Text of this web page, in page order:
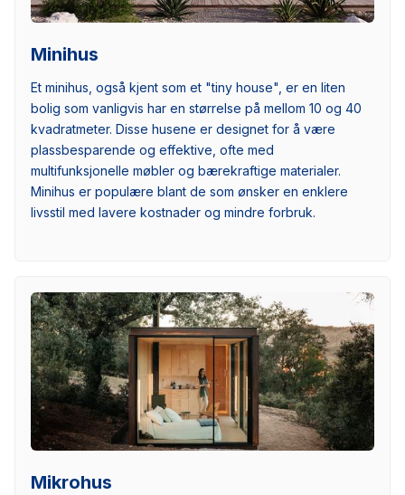
Minihus
Et minihus, også kjent som et "tiny house", er en liten
bolig som vanligvis har en størrelse på mellom 10 og 40
kvadratmeter. Disse husene er designet for å være
plassbesparende og effektive, ofte med
multifunksjonelle møbler og bærekraftige materialer.
Minihus er populære blant de som ønsker en enklere
livsstil med lavere kostnader og mindre forbruk.
Mikrohus